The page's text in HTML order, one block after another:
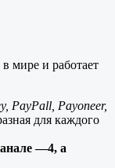
мире и работает
PayPall, Payoneer,
для каждого
—4, а